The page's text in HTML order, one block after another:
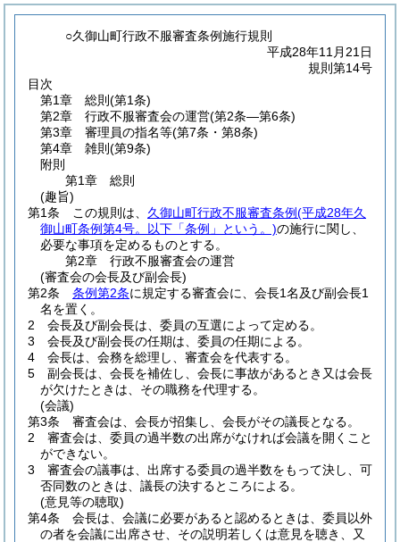
○久御山町行政不服審査条例施行規則
平成28年11月21日
規則第14号
目次
第1章
総則 (第1条)
第2章
行政不服審査会の運営(第2条―第6条)
第3章
審理員の指名等(第7条・第8条)
第4章
雑則 (第9条)
附則
第1章
総則
(趣旨)
第1条
この規則は、 久御山町行政不服審査条例(平成28年久
御山町条例第4号。以下「条例」という。)の施行に関し、
必要な事項を定めるものとする。
第2章
行政不服審査会の運営
(審査会の会長及び副会長)
第2条
条例第2条に規定する審査会に、会長1名及び副会長1
名を置く。
2
会長及び副会長は、委員の互選によって定める。
3
会長及び副会長の任期は、委員の任期による。
4
会長は、会務を総理し、審査会を代表する。
5
副会長は、会長を補佐し、会長に事故があるとき又は会長
が欠けたときは、その職務を代理する。
(会議)
第3条
審査会は、会長が招集し、会長がその議長となる。
2
審査会は、委員の過半数の出席がなければ会議を開くこと
ができない。
3
審査会の議事は、出席する委員の過半数をもって決し、可
否同数のときは、議長の決するところによる。
(意見等の聴取)
第4条
会長は、会議に必要があると認めるときは、委員以外
の者を会議に出席させ、その説明若しくは意見を聴き、又